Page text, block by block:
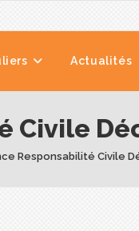
Actualités
Civile
Responsabilité Civile